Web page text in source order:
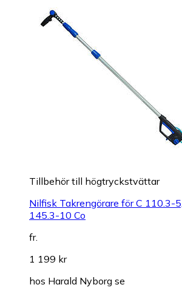
Tillbehör till högtryckstvättar
Nilfisk Takrengörare för C 110.3-
145.3-10 Co
fr.
1 199 kr
hos Harald Nyborg se